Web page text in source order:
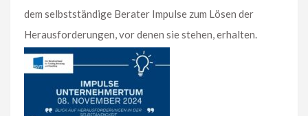
dem selbstständige Berater Impulse zum Lösen der
Herausforderungen, vor denen sie stehen, erhalten.